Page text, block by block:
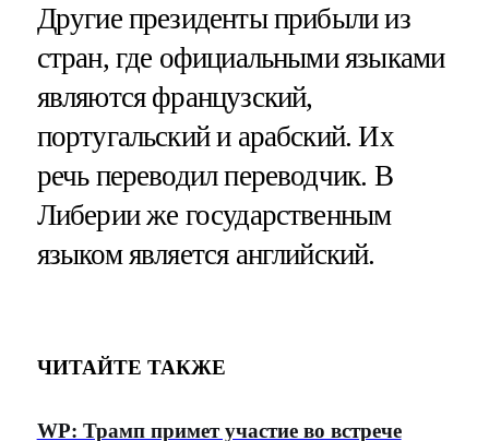
Другие президенты прибыли из
стран, где официальными языками
являются французский,
португальский и арабский. Их
речь переводил переводчик. В
Либерии же государственным
языком является английский.
ЧИТАЙТЕ ТАКЖЕ
WP: Трамп примет участие во встрече